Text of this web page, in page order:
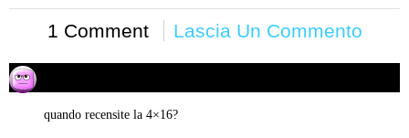
1 Comment Lascia Un Commento
detto:
quando recensite la 4×16?